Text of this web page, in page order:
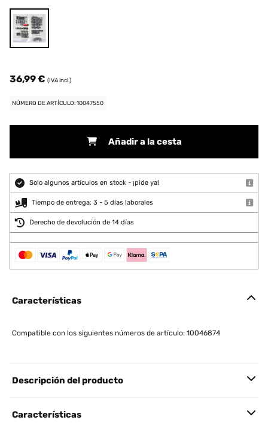
36,99 € (IVA incl.)
NÚMERO DE ARTÍCULO: 10047550
Añadir a la cesta
Solo algunos artículos en stock - ¡pide ya!
Tiempo de entrega: 3 - 5 días laborales
Derecho de devolución de 14 días
Características
Compatible con los siguientes números de artículo: 10046874
Descripción del producto
Características